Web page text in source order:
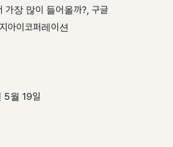
가장 많이 들어올까?, 구글
아이코퍼레이션
5월 19일